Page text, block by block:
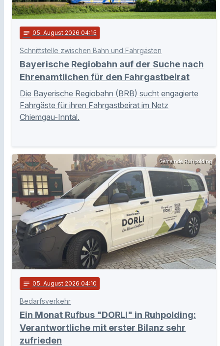
notes 05. August 2026 04:15
Schnittstelle zwischen Bahn und Fahrgästen
Bayerische Regiobahn auf der Suche nach
Ehrenamtlichen für den Fahrgastbeirat
Die Bayerische Regiobahn (BRB) sucht engagierte
Fahrgäste für ihren Fahrgastbeirat im Netz
Chiemgau-Inntal.
Gemeinde Ruhpolding
notes 05. August 2026 04:10
Bedarfsverkehr
Ein Monat Rufbus "DORLI" in Ruhpolding:
Verantwortliche mit erster Bilanz sehr
zufrieden